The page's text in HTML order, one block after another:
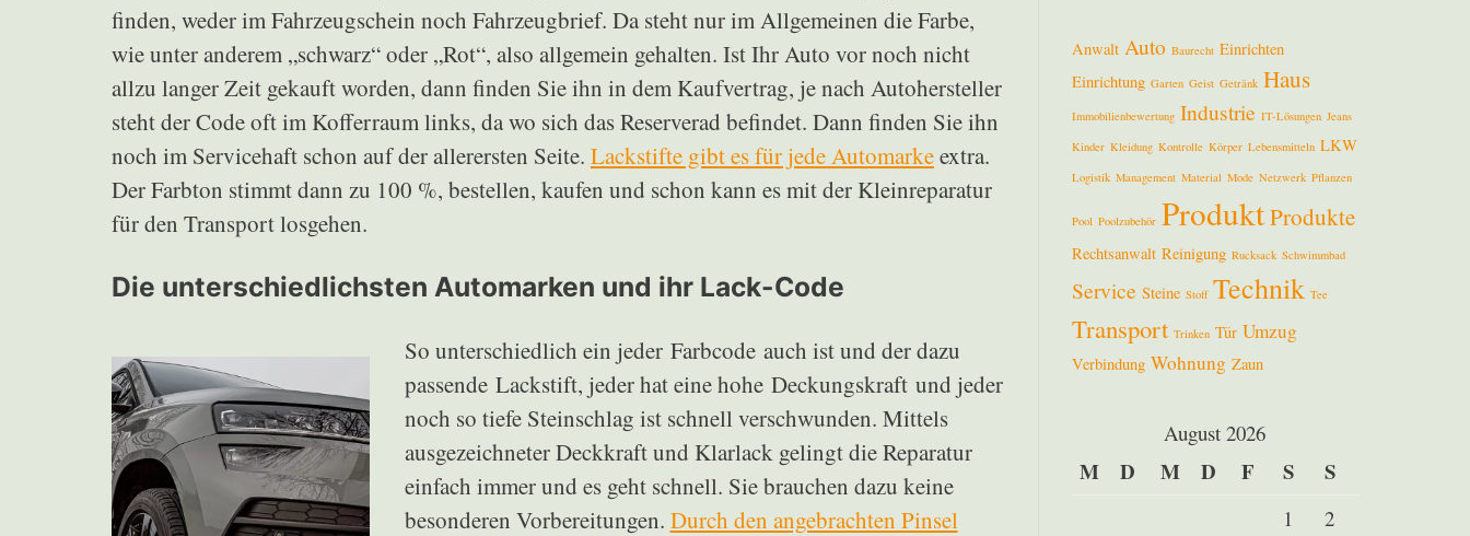
finden, weder im Fahrzeugschein noch Fahrzeugbrief. Da steht nur im Allgemeinen die Farbe,
wie unter anderem „schwarz“ oder „Rot“, also allgemein gehalten. Ist Ihr Auto vor noch nicht
allzu langer Zeit gekauft worden, dann finden Sie ihn in dem Kaufvertrag, je nach Autohersteller
steht der Code oft im Kofferraum links, da wo sich das Reserverad befindet. Dann finden Sie ihn
noch im Servicehaft schon auf der allerersten Seite. Lackstifte gibt es für jede Automarkeextra.
Der Farbton stimmt dann zu 100 %, bestellen, kaufen und schon kann es mit der Kleinreparatur
für den Transport losgehen.
Die unterschiedlichsten Automarken und ihr Lack-Code
So unterschiedlich ein jeder Farbcode auch ist und der dazu
passende Lackstift, jeder hat eine hohe Deckungskraft und jeder
noch so tiefe Steinschlag ist schnell verschwunden. Mittels
ausgezeichneter Deckkraft und Klarlack gelingt die Reparatur
einfach immer und es geht schnell. Sie brauchen dazu keine
besonderen Vorbereitungen. Durch den angebrachten Pinsel
Anwalt Auto Baurecht Einrichten
Einrichtung Garten Geist Getränk Haus
Immobilienbewertung Industrie IT-Lösungen Jeans
Kinder Kleidung Kontrolle Körper Lebensmitteln LKW
Logistik Management Material Mode Netzwerk Pflanzen
Pool Poolzubehör ProduktProdukte
Rechtsanwalt Reinigung Rucksack Schwimmbad
Service Steine Stoff Technik Tee
Transport Trinken Tür Umzug
Verbindung Wohnung Zaun
August 2026
M D M D F S S
1
2